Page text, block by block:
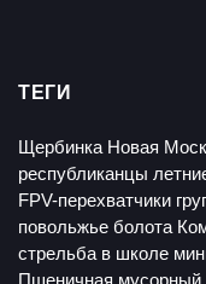
ТЕГИ
Щербинка Новая
республиканцы
FPV-перехватчики
повольжье болота
стрельба в школе
Пшеничная мусорный